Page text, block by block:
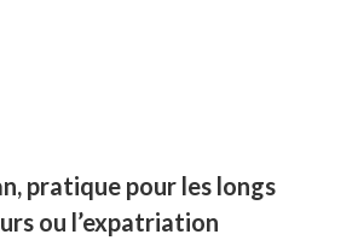
pratique pour les longs
ou l’expatriation